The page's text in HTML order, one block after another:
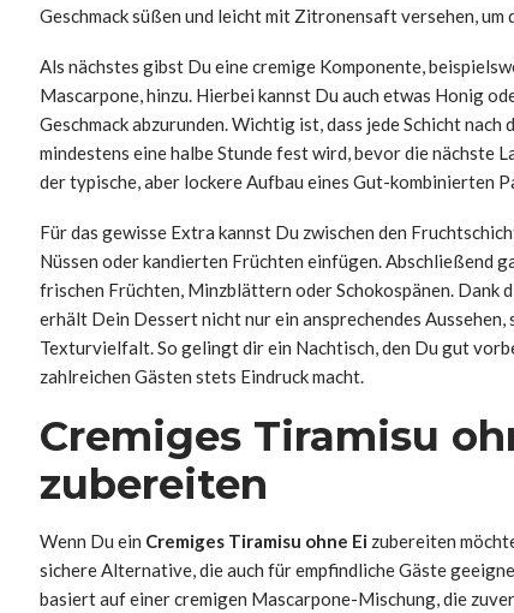
Geschmack süßen und leicht mit Zitronensaft versehen, um
Als nächstes gibst Du eine cremige Komponente,
Mascarpone, hinzu. Hierbei kannst Du auch etwas Honig
Geschmack abzurunden. Wichtig ist, dass jede Schicht nach
mindestens eine halbe Stunde fest wird, bevor die nächste
der typische, aber lockere Aufbau eines Gut-kombinierten
Für das gewisse Extra kannst Du zwischen den
Nüssen oder kandierten Früchten einfügen. Abschließend
frischen Früchten, Minzblättern oder Schokospänen. Dank
erhält Dein Dessert nicht nur ein ansprechendes Aussehen,
Texturvielfalt. So gelingt dir ein Nachtisch, den Du gut
zahlreichen Gästen stets Eindruck macht.
Cremiges Tiramisu
zubereiten
Wenn Du ein Cremiges Tiramisu ohne Ei zubereiten
sichere Alternative, die auch für empfindliche Gäste
basiert auf einer cremigen Mascarpone-Mischung, die